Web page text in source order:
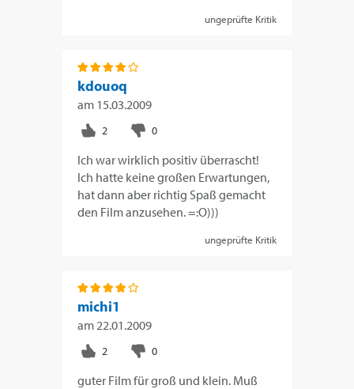
ungeprüfte Kritik
kdouoq
am 15.03.2009
Ich war wirklich positiv überrascht!
Ich hatte keine großen Erwartungen,
hat dann aber richtig Spaß gemacht
den Film anzusehen. =:O)))
ungeprüfte Kritik
michi1
am 22.01.2009
guter Film für groß und klein. Muß